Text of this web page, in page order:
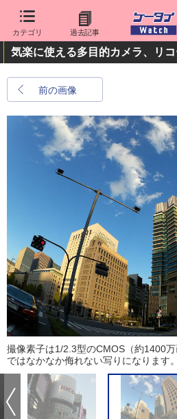
カテゴリ 過去記事
気楽に使える多目的カメラ、リコ
前の画像
撮像素子は1/2.3型のCMOS（約1400
ではなかなか侮れない写りになります。